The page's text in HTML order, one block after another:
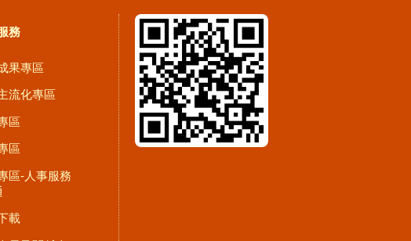
務
果專區
流化專區
區
區
區-人事服務
載